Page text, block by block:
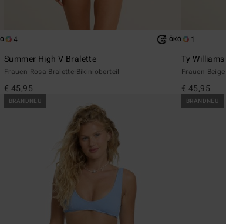
4 ÖKO
Summer High V Bralette
Frauen Rosa Bralette-Bikinioberteil
€ 45,95
1
Ty
Frauen
€ 45,95
BRANDNEU BRANDNEU